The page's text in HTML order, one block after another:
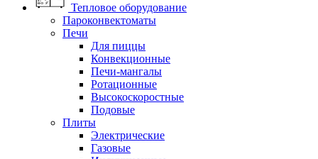
Тепловое оборудование
Пароконвектоматы
Печи
Для пиццы
Конвекционные
Печи-мангалы
Ротационные
Высокоскоростные
Подовые
Плиты
Электрические
Газовые